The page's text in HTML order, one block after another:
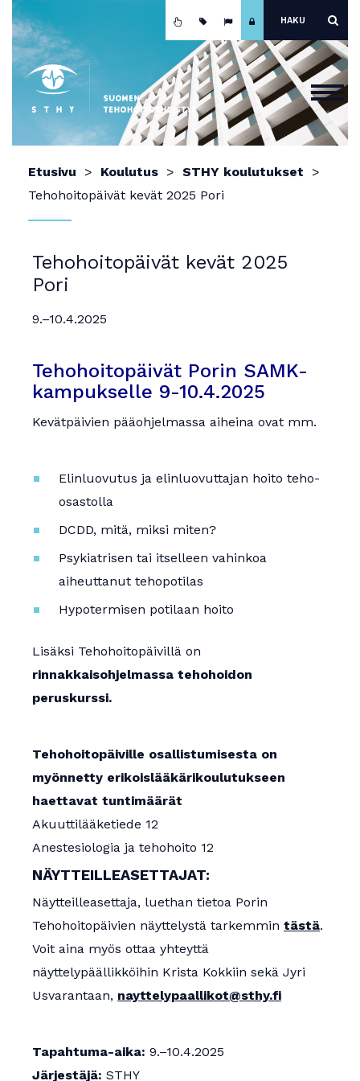
Ajankohtaista
Yhdistys
Koulutus
Jäsenyys
Mainokset ja näyttely
Apurahat
Etusivu Koulutus
STHY koulutukset
Tehohoitopäivät kevät 2025 Pori
Tehohoitopäivät kevät 2025
Pori
9.–10.4.2025
Tehohoitopäivät Porin SAMK-
kampukselle 9-10.4.2025
Kevätpäivien pääohjelmassa aiheina ovat mm.
Elinluovutus ja elinluovuttajan hoito teho-
osastolla
DCDD, mitä, miksi miten?
Psykiatrisen tai itselleen vahinkoa
aiheuttanut tehopotilas
Hypotermisen potilaan hoito
Lisäksi Tehohoitopäivillä on
rinnakkaisohjelmassa tehohoidon
peruskurssi.
Tehohoitopäiville osallistumisesta on
myönnetty erikoislääkärikoulutukseen
haettavat tuntimäärät
Akuuttilääketiede 12
Anestesiologia ja tehohoito 12
NÄYTTEILLEASETTAJAT:
Näytteilleasettaja, luethan tietoa Porin
Tehohoitopäivien näyttelystä tarkemmin tästä.
Voit aina myös ottaa yhteyttä
näyttelypäällikköihin Krista Kokkiin sekä Jyri
Usvarantaan, nayttelypaallikot@sthy.fi
Tapahtuma-aika: 9.–10.4.2025
Järjestäjä: STHY